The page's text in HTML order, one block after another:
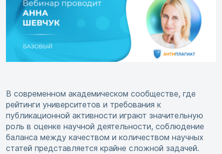
В современном академическом сообществе, где
рейтинги университетов и требования к
публикационной активности играют значительную
роль в оценке научной деятельности, соблюдение
баланса между качеством и количеством научных
статей представляется крайне сложной задачей.